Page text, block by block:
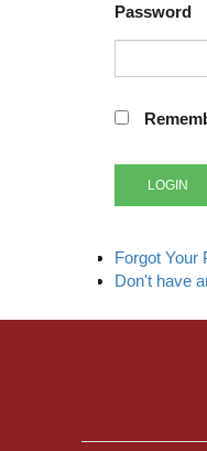
Password
LOGIN
Forgot Your
Don't have